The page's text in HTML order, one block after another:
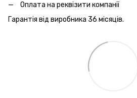
Оплата на реквізити компанії
Гарантія від виробника 36 місяців.